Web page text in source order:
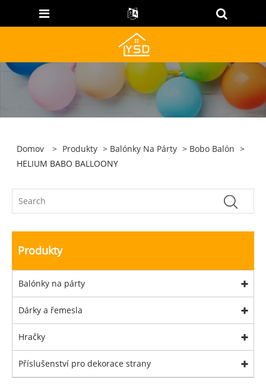
Domov > Produkty > Balónky Na Párty > Bobo Balón >
HELIUM BABO BALLOONY
Produkty
Balónky na párty
Dárky a řemesla
Hračky
Příslušenství pro dekorace strany